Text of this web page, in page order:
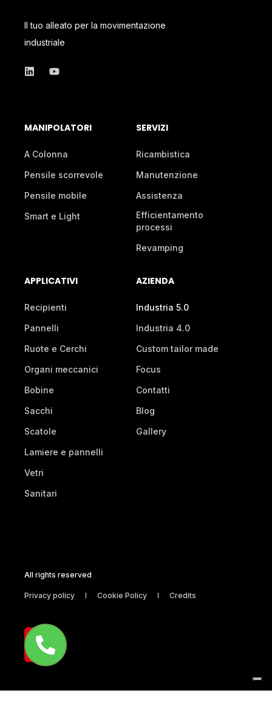
Il tuo alleato per la movimentazione
industriale
MANIPOLATORI
A Colonna
Pensile scorrevole
Pensile mobile
Smart e Light
SERVIZI
Ricambistica
Manutenzione
Assistenza
Efficientamento
processi
Revamping
APPLICATIVI
Recipienti
Pannelli
Ruote e Cerchi
Organi meccanici
Bobine
Sacchi
Scatole
Lamiere e pannelli
Vetri
Sanitari
AZIENDA
Industria 5.0
Industria 4.0
Custom tailor made
Focus
Contatti
Blog
Gallery
All rights reserved
Privacy policy Cookie Policy Credits